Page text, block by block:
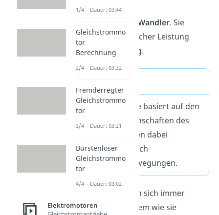
Elektromotoren sind
elektromechanische Wandler. Sie
erzeugen aus elektrischer Leistung
mechanische Leistung.
Ihre Funktionsweise basiert auf den
magnetischen Eigenschaften des
Stroms. Sie erzeugen dabei
rotierende, aber auch
translatorischeBewegungen.
Magnete beeinflussen sich immer
gegenseitig, je nachdem wie sie
1/4 – Dauer: 03:44
Gleichstrommo
tor
Berechnung
2/4 – Dauer: 03:32
Fremderregter
Gleichstrommo
tor
3/4 – Dauer: 03:21
Bürstenloser
Gleichstrommo
tor
4/4 – Dauer: 03:02
Elektromotoren